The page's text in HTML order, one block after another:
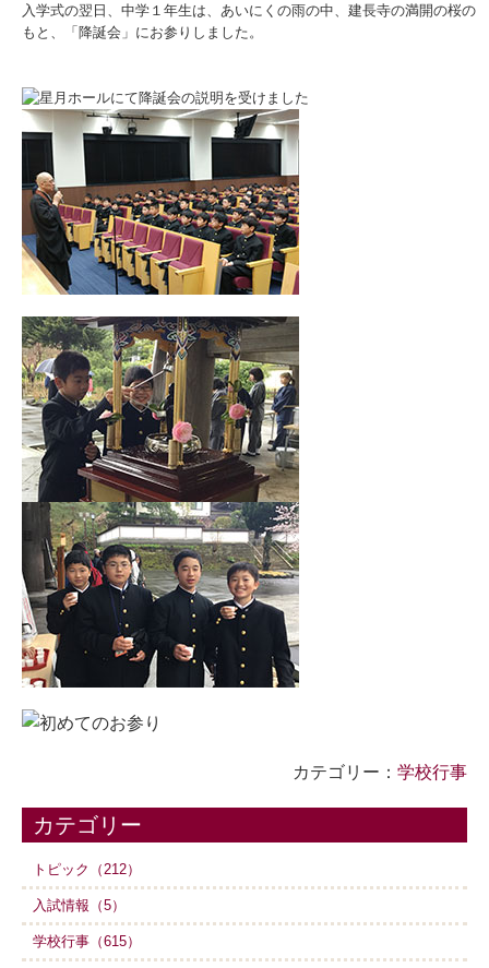
入学式の翌日、中学１年生は、あいにくの雨の中、建長寺の満開の桜の
もと、「降誕会」にお参りしました。
カテゴリー： 学校行事
カテゴリー
トピック（212）
入試情報（5）
学校行事（615）